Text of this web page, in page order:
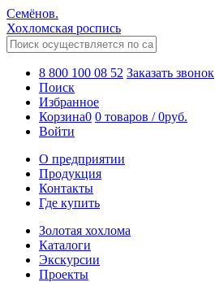
Семёнов.
Хохломская роспись
8 800 100 08 52 Заказать звонок
Поиск
Избранное
Корзина0 0 товаров /0руб.
Войти
О предприятии
Продукция
Контакты
Где купить
Золотая хохлома
Каталоги
Экскурсии
Проекты